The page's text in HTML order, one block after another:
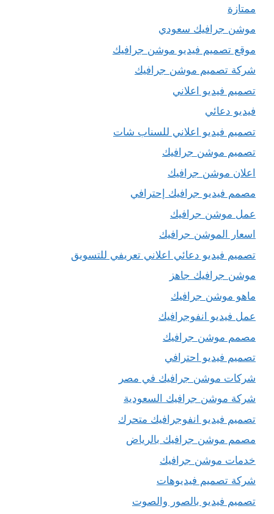
ممتازة
موشن جرافيك سعودي
موقع تصميم فيديو موشن جرافيك
شركة تصميم موشن جرافيك
تصميم فيديو اعلاني
فيديو دعائي
تصميم فيديو اعلاني للسناب شات
تصميم موشن جرافيك
اعلان موشن جرافيك
مصمم فيديو جرافيك إحترافي
عمل موشن جرافيك
اسعار الموشن جرافيك
تصميم فيديو دعائي اعلاني تعريفي للتسويق
موشن جرافيك جاهز
ماهو موشن جرافيك
عمل فيديو انفوجرافيك
مصمم موشن جرافيك
تصميم فيديو احترافي
شركات موشن جرافيك في مصر
شركة موشن جرافيك السعودية
تصميم فيديو انفوجرافيك متحرك
مصمم موشن جرافيك بالرياض
خدمات موشن جرافيك
شركة تصميم فيديوهات
تصميم فيديو بالصور والصوت